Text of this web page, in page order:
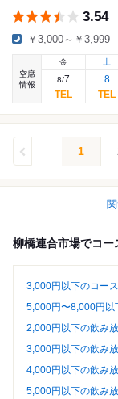
3.54
￥3,000～￥3,999
空席
情報
金
8/7
土
8
1
柳橋連合市場でコー
3,000円以下のコース
5,000円〜8,000円以
2,000円以下の飲み
3,000円以下の飲み
4,000円以下の飲み
5,000円以下の飲み